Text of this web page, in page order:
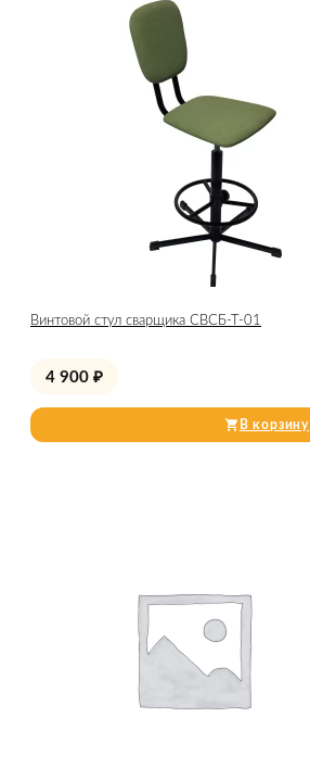
Винтовой стул сварщика СВСБ-Т-01
4 900 ₽
В корзину